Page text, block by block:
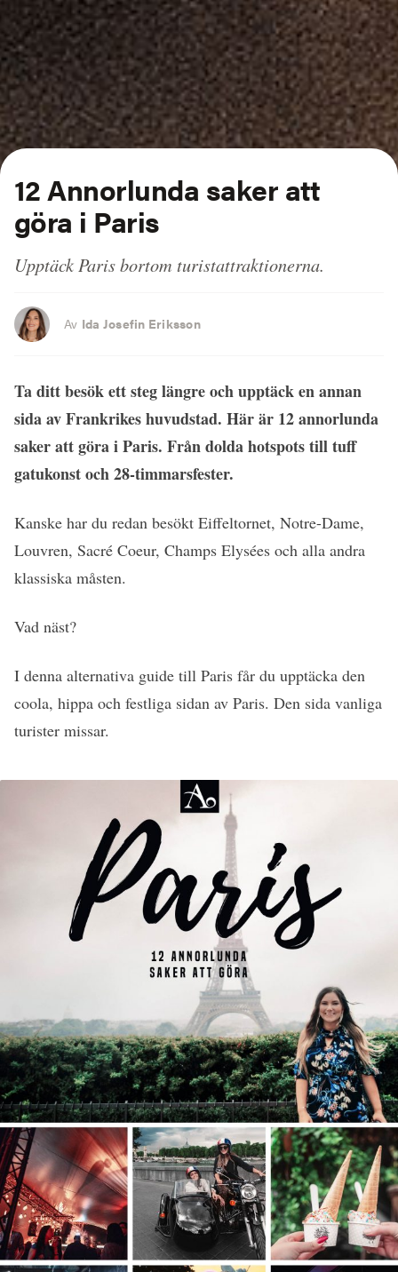
12 Annorlunda saker att
göra i Paris
Upptäck Paris bortom turistattraktionerna.
Av Ida Josefin Eriksson
Ta ditt besök ett steg längre och upptäck en annan
sida av Frankrikes huvudstad. Här är 12 annorlunda
saker att göra i Paris. Från dolda hotspots till tuff
gatukonst och 28-timmarsfester.
Kanske har du redan besökt Eiffeltornet, Notre-Dame,
Louvren, Sacré Coeur, Champs Elysées och alla andra
klassiska måsten.
Vad näst?
I denna alternativa guide till Paris får du upptäcka den
coola, hippa och festliga sidan av Paris. Den sida vanliga
turister missar.